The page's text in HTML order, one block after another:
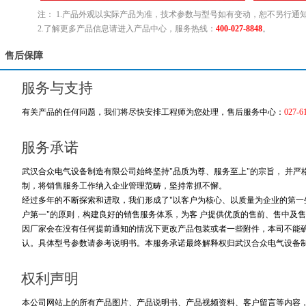
注： 1.产品外观以实际产品为准，技术参数与型号如有变动，恕不另行通
2.了解更多产品信息请进入产品中心，服务热线： 400-027-8848。
售后保障
服务与支持
有关产品的任何问题，我们将尽快安排工程师为您处理，售后服务中心： 027-
服务承诺
武汉合众电气设备制造有限公司始终坚持"品质为尊、服务至上"的宗旨， 并
制，将销售服务工作纳入企业管理范畴，坚持常抓不懈。
经过多年的不断探索和进取，我们形成了"以客户为核心、以质量为企业的第
户第一"的原则，构建良好的销售服务体系，为客 户提供优质的售前、售中及
因厂家会在没有任何提前通知的情况下更改产品包装或者一些附件，本司不
认。具体型号参数请参考说明书。本服务承诺最终解释权归武汉合众电气设备
权利声明
本公司网站上的所有产品图片、产品说明书、产品视频资料、客户留言等内